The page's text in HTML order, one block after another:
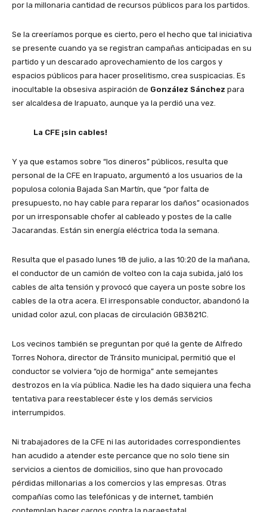
por la millonaria cantidad de recursos públicos para los partidos.
Se la creeríamos porque es cierto, pero el hecho que tal iniciativa
se presente cuando ya se registran campañas anticipadas en su
partido y un descarado aprovechamiento de los cargos y
espacios públicos para hacer proselitismo, crea suspicacias. Es
inocultable la obsesiva aspiración de González Sánchez para
ser alcaldesa de Irapuato, aunque ya la perdió una vez.
La CFE ¡sin cables!
Y ya que estamos sobre “los dineros” públicos, resulta que
personal de la CFE en Irapuato, argumentó a los usuarios de la
populosa colonia Bajada San Martín, que “por falta de
presupuesto, no hay cable para reparar los daños” ocasionados
por un irresponsable chofer al cableado y postes de la calle
Jacarandas. Están sin energía eléctrica toda la semana.
Resulta que el pasado lunes 18 de julio, a las 10:20 de la mañana,
el conductor de un camión de volteo con la caja subida, jaló los
cables de alta tensión y provocó que cayera un poste sobre los
cables de la otra acera. El irresponsable conductor, abandonó la
unidad color azul, con placas de circulación GB3821C.
Los vecinos también se preguntan por qué la gente de Alfredo
Torres Nohora, director de Tránsito municipal, permitió que el
conductor se volviera “ojo de hormiga” ante semejantes
destrozos en la vía pública. Nadie les ha dado siquiera una fecha
tentativa para reestablecer éste y los demás servicios
interrumpidos.
Ni trabajadores de la CFE ni las autoridades correspondientes
han acudido a atender este percance que no solo tiene sin
servicios a cientos de domicilios, sino que han provocado
pérdidas millonarias a los comercios y las empresas. Otras
compañías como las telefónicas y de internet, también